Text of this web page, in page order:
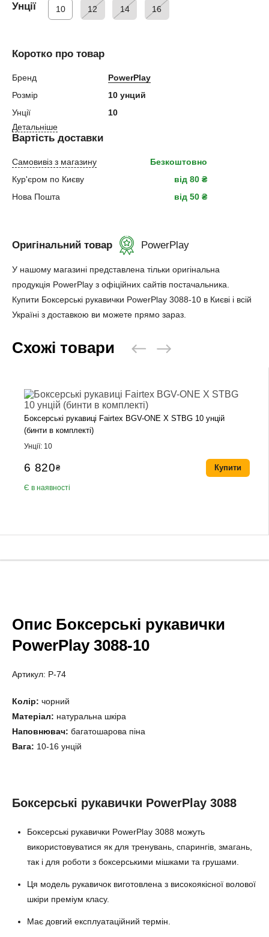
Унції 10 12 14 16
Коротко про товар
Бренд
PowerPlay
Розмір
10 унций
Унції
10
Детальніше
Вартість доставки
Самовивіз з магазину
Безкоштовно
Кур'єром по Києву
від 80 ₴
Нова Пошта
від 50 ₴
Оригінальний товар PowerPlay
У нашому магазині представлена ​​тільки оригінальна
продукція PowerPlay з офіційних сайтів постачальника.
Купити Боксерські рукавички PowerPlay 3088-10 в Києві і всій
Україні з доставкою ви можете прямо зараз.
Схожі товари
Боксерські рукавиці Fairtex BGV-ONE X STBG 10 унцій
(бинти в комплекті)
Унції: 10
6 820₴
Є в наявності
Купити
Опис Боксерські рукавички
PowerPlay 3088-10
Артикул: P-74
Колір: чорний
Матеріал: натуральна шкіра
Наповнювач: багатошарова піна
Вага: 10-16 унцій
Боксерські рукавички PowerPlay 3088
Боксерські рукавички PowerPlay 3088 можуть
використовуватися як для тренувань, спарингів, змагань,
так і для роботи з боксерськими мішками та грушами.
Ця модель рукавичок виготовлена ​​з високоякісної волової
шкіри преміум класу.
Має довгий експлуатаційний термін.